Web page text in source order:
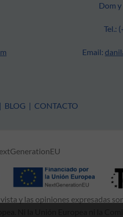
Dom
Tel.:
Email:
| BLOG | CONTACTO
y las opiniones expresadas